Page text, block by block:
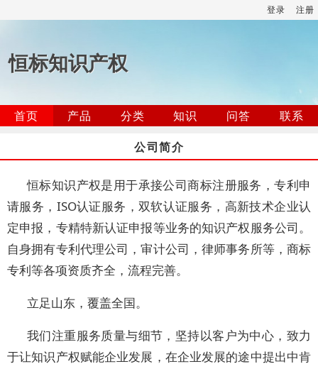
登录 注册
恒标知识产权
首页 产品 分类 知识 问答
联系
公司简介
恒标知识产权是用于承接公司商标注册服务，专利申
请服务，ISO认证服务，双软认证服务，高新技术企业认
定申报，专精特新认证申报等业务的知识产权服务公司。
自身拥有专利代理公司，审计公司，律师事务所等，商标
专利等各项资质齐全，流程完善。
立足山东，覆盖全国。
我们注重服务质量与细节，坚持以客户为中心，致力
于让知识产权赋能企业发展，在企业发展的途中提出中肯